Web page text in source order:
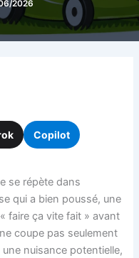
2026
Copilot
se répète dans
qui a bien poussé, une
faire ça vite fait » avant
coupe pas seulement
nuisance potentielle,